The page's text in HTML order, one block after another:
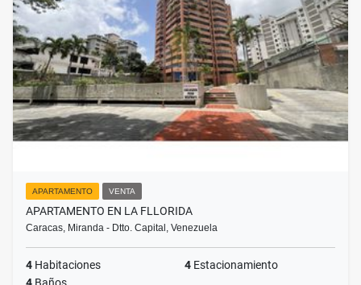
APARTAMENTO VENTA
APARTAMENTO EN LA FLLORIDA
Caracas, Miranda - Dtto. Capital, Venezuela
4 Habitaciones 4 Estacionamiento